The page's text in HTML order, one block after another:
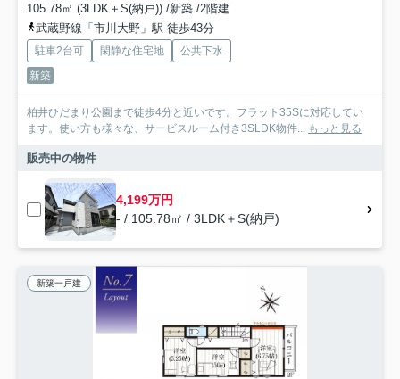
105.78㎡ (3LDK＋S(納戸)) /新築 /2階建
武蔵野線「市川大野」駅 徒歩43分
駐車2台可 閑静な住宅地
公共下水
新築
柏井ひだまり公園まで徒歩4分と近いです。フラット35Sに対応してい
ます。使い方も様々な、サービスルーム付き3SLDK物件... もっと見る
販売中の物件
4,199万円
- / 105.78㎡ / 3LDK＋S(納戸)
新築一戸建